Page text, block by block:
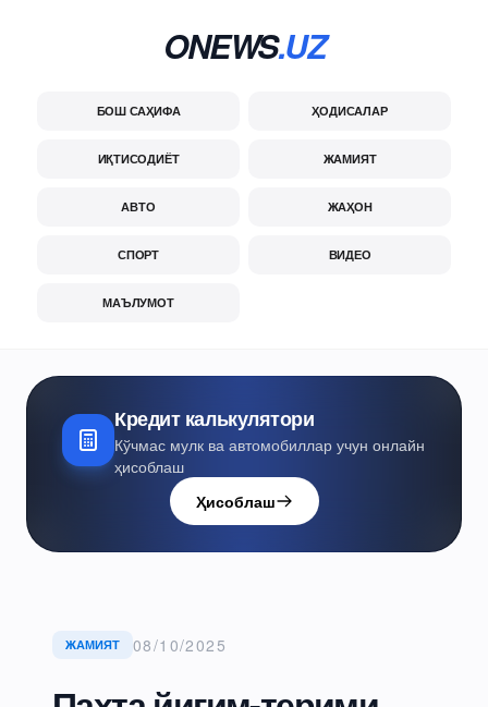
ONEWS.UZ
БОШ САҲИФА ҲОДИСАЛАР
ИҚТИСОДИЁТ ЖАМИЯТ
АВТО ЖАҲОН
СПОРТ ВИДЕО
МАЪЛУМОТ
Кредит калькулятори
Кўчмас мулк ва автомобиллар учун онлайн
ҳисоблаш
Ҳисоблаш
ЖАМИЯТ 08/10/2025